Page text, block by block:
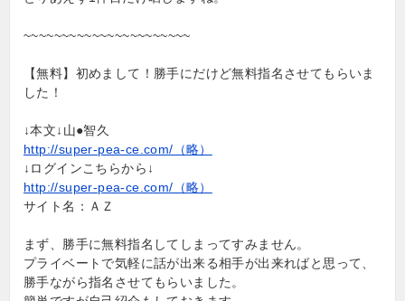
~~~~~~~~~~~~~~~~~~~~~~
【無料】初めまして！勝手にだけど無料指名させてもらいま
した！
↓本文↓山●智久
http://super-pea-ce.com/（略）
↓ログインこちらから↓
http://super-pea-ce.com/（略）
サイト名：ＡＺ
まず、勝手に無料指名してしまってすみません。
プライベートで気軽に話が出来る相手が出来ればと思って、
勝手ながら指名させてもらいました。